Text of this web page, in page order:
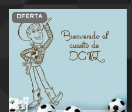
OFERTA